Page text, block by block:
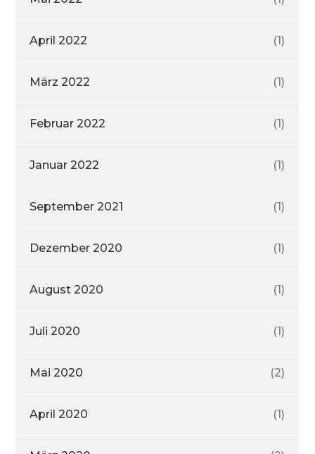
April 2022 (1)
März 2022 (1)
Februar 2022 (1)
Januar 2022 (1)
September 2021 (1)
Dezember 2020 (1)
August 2020 (1)
Juli 2020 (1)
Mai 2020 (2)
April 2020 (1)